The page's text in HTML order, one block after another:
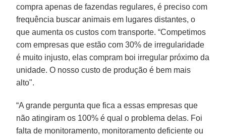
compra apenas de fazendas regulares, é preciso com
frequência buscar animais em lugares distantes, o
que aumenta os custos com transporte. “Competimos
com empresas que estão com 30% de irregularidade
é muito injusto, elas compram boi irregular próximo da
unidade. O nosso custo de produção é bem mais
alto".
“A grande pergunta que fica a essas empresas que
não atingiram os 100% é qual o problema delas. Foi
falta de monitoramento, monitoramento deficiente ou